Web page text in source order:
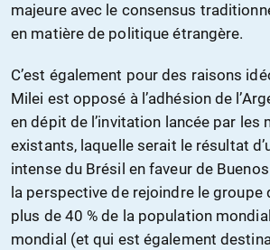
majeure avec le consensus
en matière de politique étrangère.
C’est également pour des raisons
Milei est opposé à l’adhésion de
en dépit de l’invitation lancée par les
existants, laquelle serait le résultat
intense du Brésil en faveur de
la perspective de rejoindre le groupe
plus de 40 % de la population
mondial (et qui est également